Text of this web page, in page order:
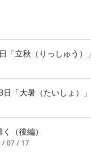
「立秋（りっしゅう
「大暑（たいしょ）
（後編）
/ 07 / 17